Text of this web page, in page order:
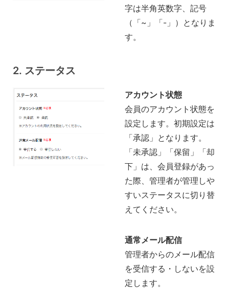
字は半角英数字、記号
（「~」「-」）となりま
す。
2. ステータス
アカウント状態
会員のアカウント状態を
設定します。初期設定は
「承認」となります。
「未承認」「保留」「却
下」は、会員登録があっ
た際、管理者が管理しや
すいステータスに切り替
えてください。
通常メール配信
管理者からのメール配信
を受信する・しないを設
定します。